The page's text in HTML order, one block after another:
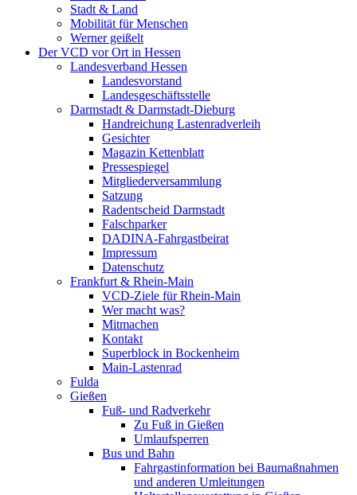
Stadt & Land
Mobilität für Menschen
Werner geißelt
Der VCD vor Ort in Hessen
Landesverband Hessen
Landesvorstand
Landesgeschäftsstelle
Darmstadt & Darmstadt-Dieburg
Handreichung Lastenradverleih
Gesichter
Magazin Kettenblatt
Pressespiegel
Mitgliederversammlung
Satzung
Radentscheid Darmstadt
Falschparker
DADINA-Fahrgastbeirat
Impressum
Datenschutz
Frankfurt & Rhein-Main
VCD-Ziele für Rhein-Main
Wer macht was?
Mitmachen
Kontakt
Superblock in Bockenheim
Main-Lastenrad
Fulda
Gießen
Fuß- und Radverkehr
Zu Fuß in Gießen
Umlaufsperren
Bus und Bahn
Fahrgastinformation bei Baumaßnahmen
und anderen Umleitungen